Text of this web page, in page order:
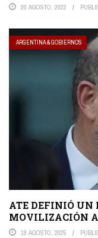
20 AGOSTO, 2022
ARGENTINA & GOBIERNOS
ATE DEFINIÓ UN
MOVILIZACIÓN
19 AGOSTO, 2025